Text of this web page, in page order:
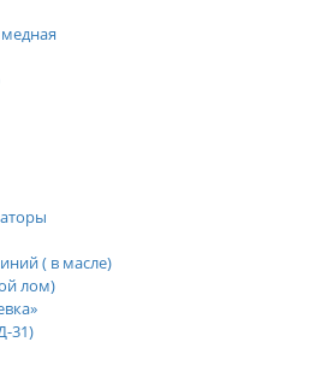
( в масле)
лом)
31)